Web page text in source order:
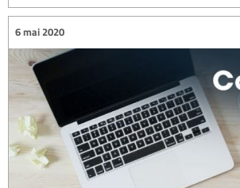
6 mai 2020